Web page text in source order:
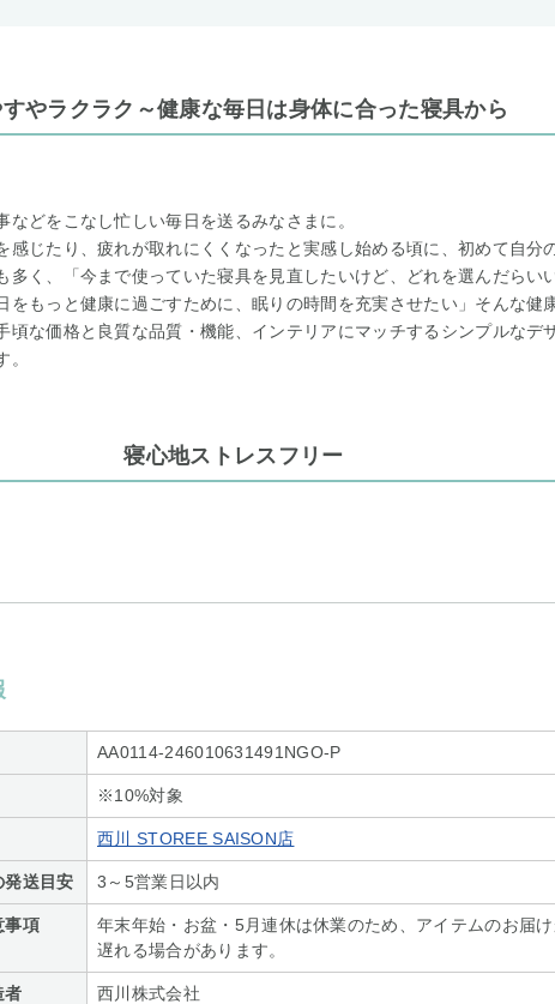
やラクラク～健康な毎日は身体に合った寝具から
などをこなし忙しい毎日を送るみなさまに。
感じたり、疲れが取れにくくなったと実感し始める頃に、初めて自分
多く、「今まで使っていた寝具を見直したいけど、どれを選んだらい
をもっと健康に過ごすために、眠りの時間を充実させたい」そんな健
頃な価格と良質な品質・機能、インテリアにマッチするシンプルなデ
。
寝心地ストレスフリー
AA0114-246010631491NGO-P
※10%対象
西川 STOREE SAISON店
発送目安 3～5営業日以内
事項
年末年始・お盆・5月連休は休業のため、アイテムのお届
遅れる場合があります。
者 西川株式会社